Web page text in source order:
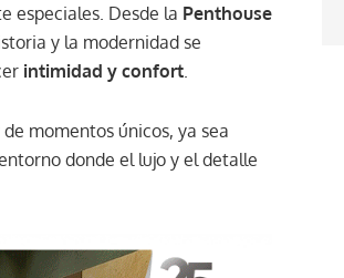
especiales. Desde la Penthouse
y la modernidad se
intimidad y confort
momentos únicos, ya sea
donde el lujo y el detalle